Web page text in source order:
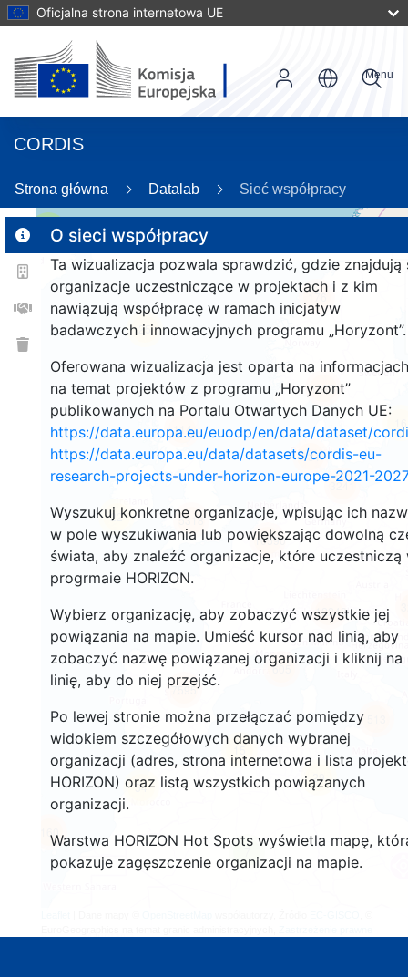
Oficjalna strona internetowa UE
CORDIS
Menu
Strona główna Datalab Sieć współpracy
O sieci współpracy
Ta wizualizacja pozwala sprawdzić, gdzie znajdują
organizacje uczestniczące w projektach i z kim
nawiązują współpracę w ramach inicjatyw
badawczych i innowacyjnych programu „Horyzont”.
Oferowana wizualizacja jest oparta na informacjach
na temat projektów z programu „Horyzont”
publikowanych na Portalu Otwartych Danych UE:
https://data.europa.eu/euodp/en/data/dataset/
https://data.europa.eu/data/datasets/cordis-eu-
research-projects-under-horizon-europe-2021-2027
Wyszukuj konkretne organizacje, wpisując ich
w pole wyszukiwania lub powiększając dowolną
świata, aby znaleźć organizacje, które uczestniczą
progrmaie HORIZON.
Wybierz organizację, aby zobaczyć wszystkie jej
powiązania na mapie. Umieść kursor nad linią, aby
zobaczyć nazwę powiązanej organizacji i kliknij na
linię, aby do niej przejść.
Po lewej stronie można przełączać pomiędzy
widokiem szczegółowych danych wybranej
organizacji (adres, strona internetowa i lista
HORIZON) oraz listą wszystkich powiązanych
organizacji.
Warstwa HORIZON Hot Spots wyświetla mapę,
pokazuje zagęszczenie organizacji na mapie.
160
25
2
7
29
22
176
1373
15
54
605
7595
131
114
3241
12243
5318
10590